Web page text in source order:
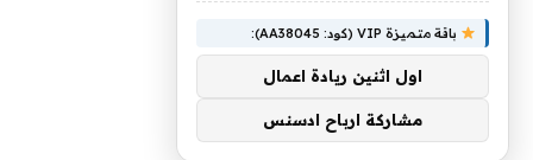
باقة متميزة VIP (كود: AA38045):
اول اثنين ريادة اعمال
مشاركة ارباح ادسنس